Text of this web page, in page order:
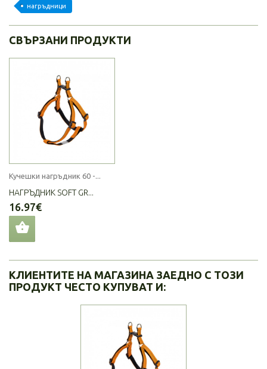
нагръдници
СВЪРЗАНИ ПРОДУКТИ
Кучешки нагръдник 60 -...
НАГРЪДНИК SOFT GR...
16.97€
КЛИЕНТИТЕ НА МАГАЗИНА ЗАЕДНО С ТОЗИ
ПРОДУКТ ЧЕСТО КУПУВАТ И: